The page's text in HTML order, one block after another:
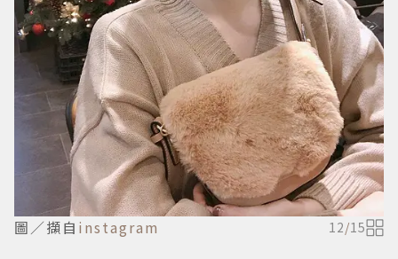
圖／擷自 instagram 12/15